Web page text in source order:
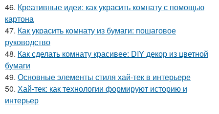
46. Креативные идеи: как украсить комнату с помощью
картона
47. Как украсить комнату из бумаги: пошаговое
руководство
48. Как сделать комнату красивее: DIY декор из цветной
бумаги
49. Основные элементы стиля хай-тек в интерьере
50. Хай-тек: как технологии формируют историю и
интерьер